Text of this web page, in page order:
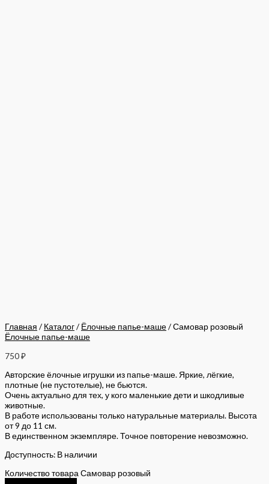
Главная / Каталог/ Ёлочные папье-маше/ Самовар розовый
Ёлочные папье-маше
750₽
Авторские ёлочные игрушки из папье-маше. Яркие, лёгкие,
плотные (не пустотелые), не бьются.
Очень актуально для тех, у кого маленькие дети и шкодливые
животные.
В работе использованы только натуральные материалы. Высота
от 9 до 11 см.
В единственном экземпляре. Точное повторение невозможно.
Доступность: В наличии
Количество товара Самовар розовый